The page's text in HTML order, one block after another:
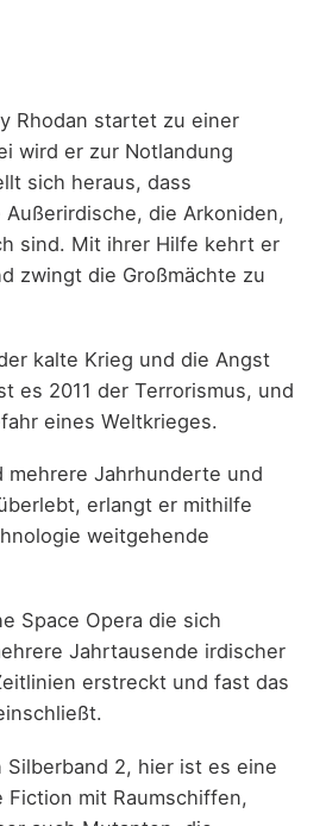
Rhodan startet zu einer
wird er zur Notlandung
sich heraus, dass
die Arkoniden,
sind. Mit ihrer Hilfe kehrt er
zwingt die Großmächte zu
kalte Krieg und die Angst
es 2011 der Terrorismus, und
eines Weltkrieges.
mehrere Jahrhunderte und
erlangt er mithilfe
weitgehende
Space Opera die sich
Jahrtausende irdischer
erstreckt und fast das
Silberband 2, hier ist es eine
Fiction mit Raumschiffen,